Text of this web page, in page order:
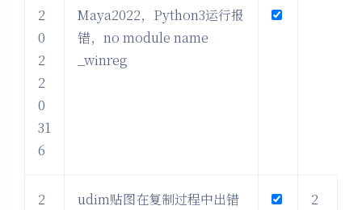
2
0
2
2
0
31
6
Maya2022，Python3运行报
错，no module name
_winreg
2
udim贴图在复制过程中出错
2